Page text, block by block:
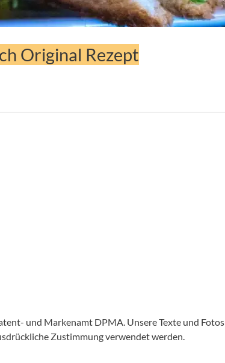
Original Rezept
und Markenamt DPMA. Unsere Texte und Fotos
Zustimmung verwendet werden.